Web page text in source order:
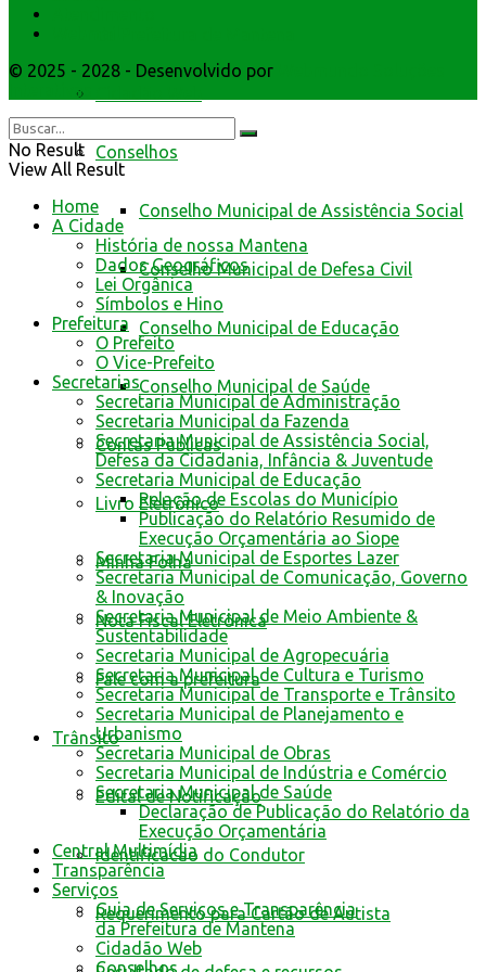
Conselhos
Conselho Municipal de Assistência Social
Conselho Municipal de Defesa Civil
Conselho Municipal de Educação
Conselho Municipal de Saúde
Contas Públicas
Livro Eletrônico
Minha Folha
Nota Fiscal Eletrônica
Fale com a prefeitura
Trânsito
Edital de Notificação
Identificacao do Condutor
Requerimento para Cartão de Autista
© 2025 - 2028 - Desenvolvido por
Interativas
No Result
View All Result
Home
A Cidade
História de nossa Mantena
Dados Geográficos
Lei Orgânica
Símbolos e Hino
Prefeitura
O Prefeito
O Vice-Prefeito
Secretarias
Secretaria Municipal de Administração
Secretaria Municipal da Fazenda
Secretaria Municipal de Assistência Social,
Defesa da Cidadania, Infância & Juventude
Secretaria Municipal de Educação
Relação de Escolas do Município
Publicação do Relatório Resumido de
Execução Orçamentária ao Siope
Secretaria Municipal de Esportes Lazer
Secretaria Municipal de Comunicação, Governo
& Inovação
Secretaria Municipal de Meio Ambiente &
Sustentabilidade
Secretaria Municipal de Agropecuária
Secretaria Municipal de Cultura e Turismo
Secretaria Municipal de Transporte e Trânsito
Secretaria Municipal de Planejamento e
Urbanismo
Secretaria Municipal de Obras
Secretaria Municipal de Indústria e Comércio
Secretaria Municipal de Saúde
Declaração de Publicação do Relatório da
Execução Orçamentária
Central Multimídia
Transparência
Serviços
Guia de Serviços e Transparência
da Prefeitura de Mantena
Cidadão Web
Conselhos